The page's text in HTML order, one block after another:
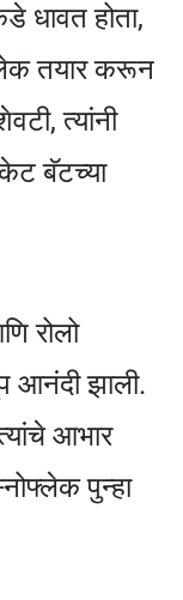
धावत होता,
तयार करून
त्यांनी
बॅटच्या
रोलो
आनंदी झाली.
आभार
पुन्हा